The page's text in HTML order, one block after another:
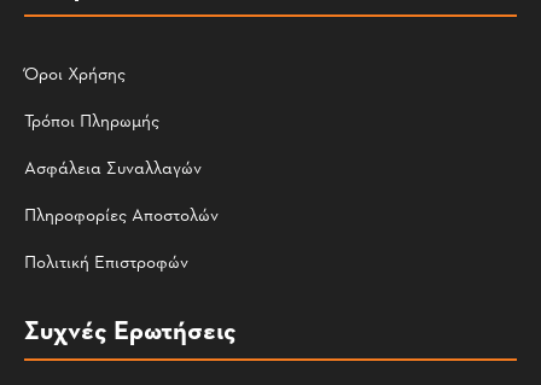
Όροι Χρήσης
Τρόποι Πληρωμής
Ασφάλεια Συναλλαγών
Πληροφορίες Αποστολών
Πολιτική Επιστροφών
Συχνές Ερωτήσεις